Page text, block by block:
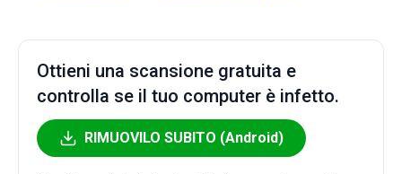
Ottieni una scansione gratuita e
controlla se il tuo computer è infetto.
RIMUOVILO SUBITO (Android)